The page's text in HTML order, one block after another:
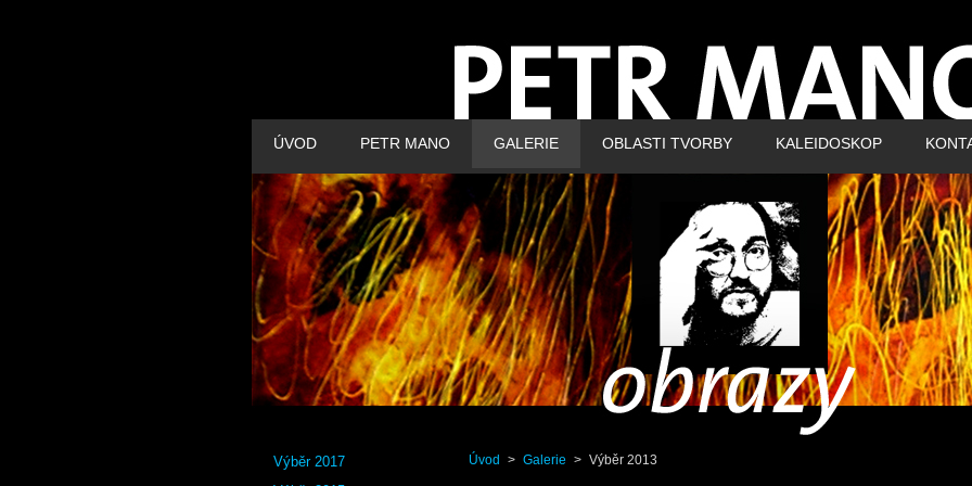
Úvod > Galerie > Výběr 2013
Výběr 2017
ÚVOD PETR MANO GALERIE OBLASTI TVORBY KALEIDOSKOP